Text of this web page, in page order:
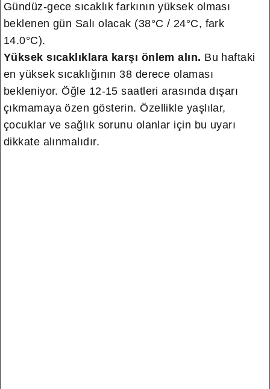
Gündüz-gece sıcaklık farkının yüksek olması
beklenen gün Salı olacak (38°C / 24°C, fark
14.0°C).
Yüksek sıcaklıklara karşı önlem alın. Bu haftaki
en yüksek sıcaklığının 38 derece olaması
bekleniyor. Öğle 12-15 saatleri arasında dışarı
çıkmamaya özen gösterin. Özellikle yaşlılar,
çocuklar ve sağlık sorunu olanlar için bu uyarı
dikkate alınmalıdır.